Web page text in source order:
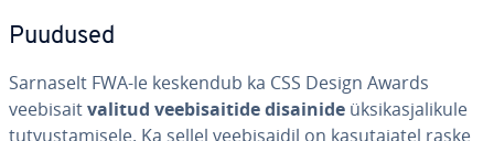
Puudused
Sarnaselt FWA-le keskendub ka CSS Design Awards
veebisaitvalitud vee­bi­sai­tide disainide ük­sik­as­ja­li­kule
tut­vus­ta­misele. Ka sellel vee­bi­sai­dil on ka­su­ta­ja­tel raske